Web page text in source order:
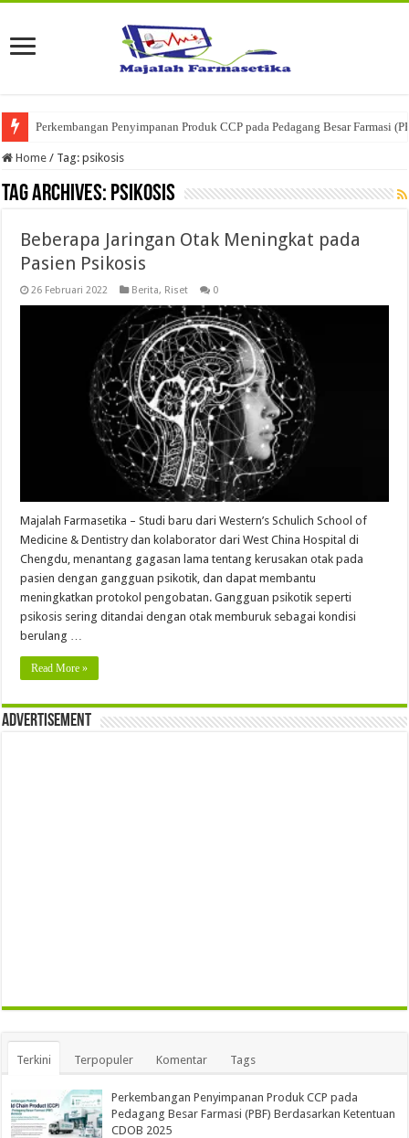
Perkembangan Penyimpanan Produk CCP pada Pedagang Besar Farmasi
Home / Tag:psikosis
Tag Archives: psikosis
Beberapa Jaringan Otak Meningkat pada
Pasien Psikosis
26 Februari 2022 Berita, Riset 0
Majalah Farmasetika – Studi baru dari Western’s Schulich School of
Medicine & Dentistry dan kolaborator dari West China Hospital di
Chengdu, menantang gagasan lama tentang kerusakan otak pada
pasien dengan gangguan psikotik, dan dapat membantu
meningkatkan protokol pengobatan. Gangguan psikotik seperti
psikosis sering ditandai dengan otak memburuk sebagai kondisi
berulang …
Read More »
Advertisement
Terkini Terpopuler Komentar Tags
Perkembangan Penyimpanan Produk CCP pada
Pedagang Besar Farmasi (PBF) Berdasarkan Ketentuan
CDOB 2025